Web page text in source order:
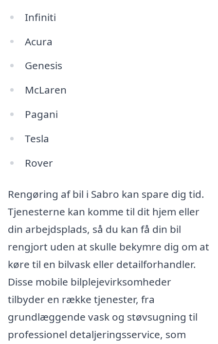
Infiniti
Acura
Genesis
McLaren
Pagani
Tesla
Rover
Rengøring af bil i Sabro kan spare dig tid.
Tjenesterne kan komme til dit hjem eller
din arbejdsplads, så du kan få din bil
rengjort uden at skulle bekymre dig om at
køre til en bilvask eller detailforhandler.
Disse mobile bilplejevirksomheder
tilbyder en række tjenester, fra
grundlæggende vask og støvsugning til
professionel detaljeringsservice, som